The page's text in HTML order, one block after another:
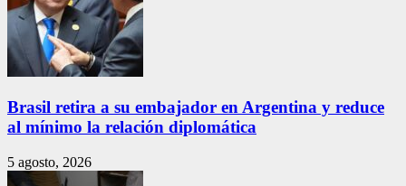
Brasil retira a su embajador en Argentina y reduce
al mínimo la relación diplomática
5 agosto, 2026